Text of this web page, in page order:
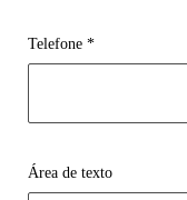
Telefone *
Área de texto